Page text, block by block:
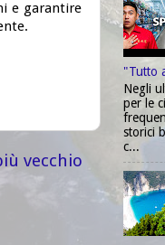
e garantire
vecchio
"Tutto
Negli
per le
storici
c...